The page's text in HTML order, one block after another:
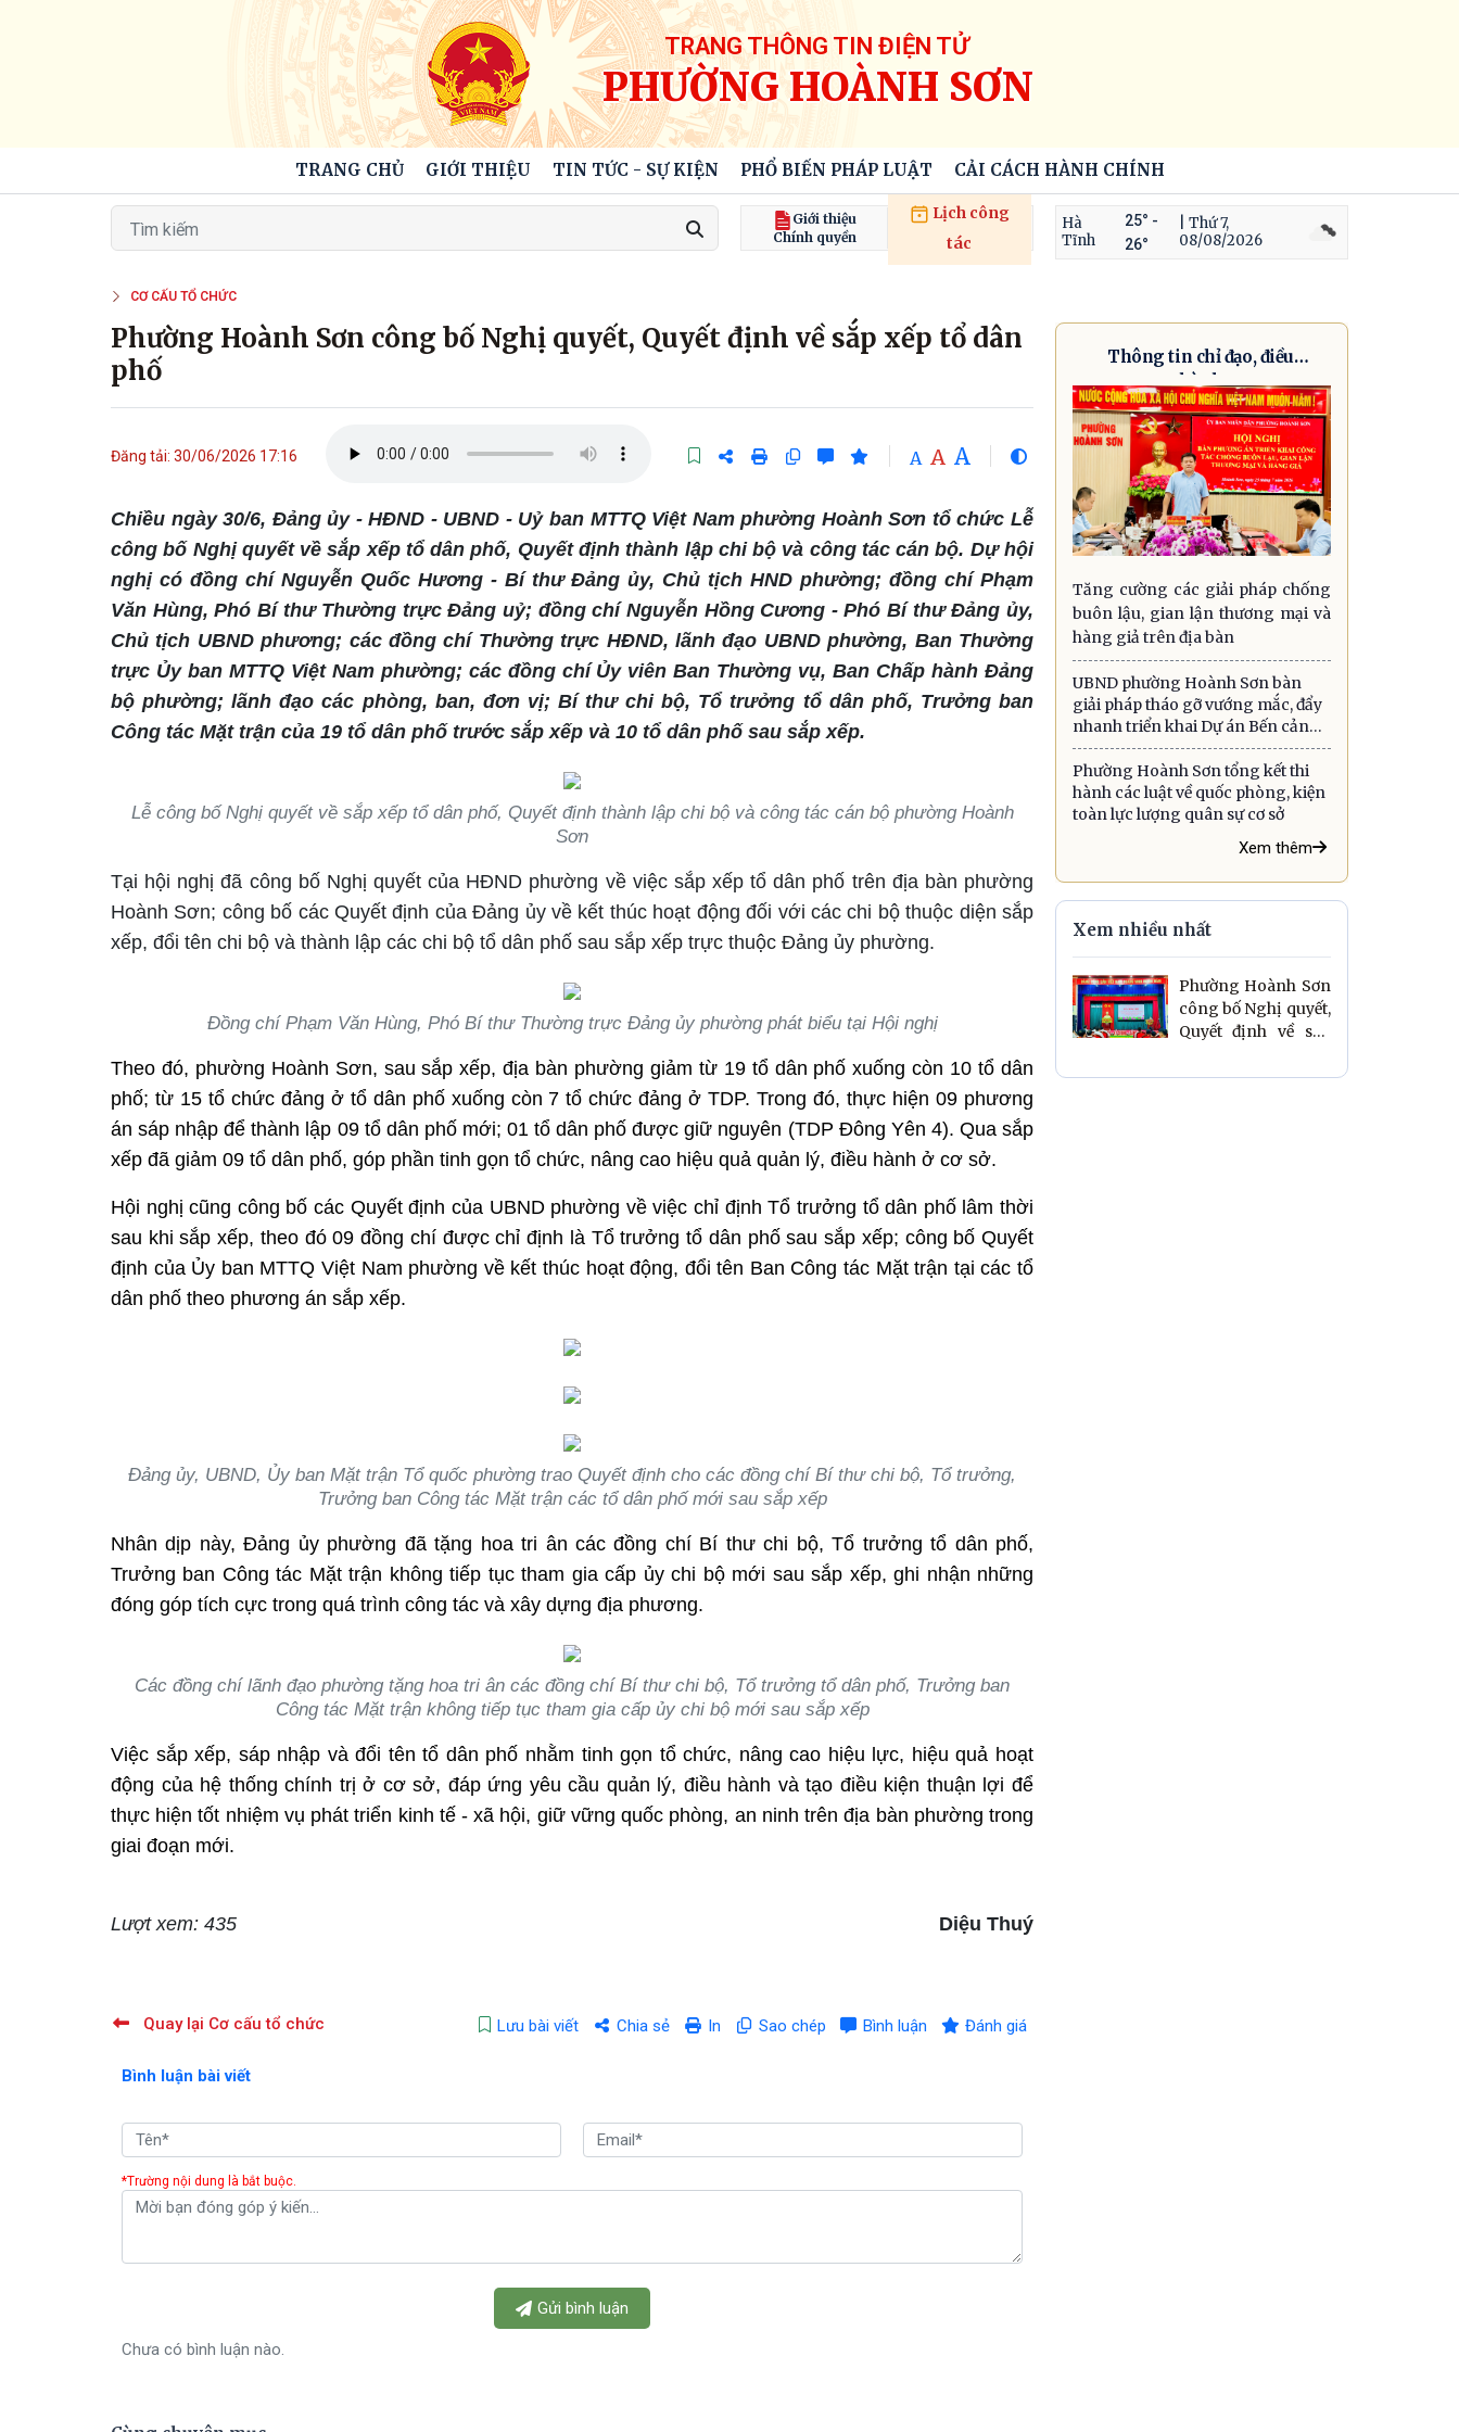
TRANG THÔNG TIN ĐIỆN TỬ
PHƯỜNG HOÀNH SƠN
TRANG CHỦ GIỚI THIỆU TIN TỨC - SỰ KIỆN PHỔ BIẾN PHÁP LUẬT CẢI CÁCH HÀNH CHÍNH
Giới thiệu
Chính quyền
Lịch công
tác
Hà
Tĩnh
25° -
26°
| Thứ 7,
08/08/2026
CƠ CẤU TỔ CHỨC
Phường Hoành Sơn công bố Nghị quyết, Quyết định về sắp xếp tổ dân
phố
Đăng tải: 30/06/2026 17:16 A A A
Chiều ngày 30/6, Đảng ủy - HĐND - UBND - Uỷ ban MTTQ Việt Nam phường Hoành Sơn tổ chức Lễ
công bố Nghị quyết về sắp xếp tổ dân phố, Quyết định thành lập chi bộ và công tác cán bộ. Dự hội
nghị có đồng chí Nguyễn Quốc Hương - Bí thư Đảng ủy, Chủ tịch HND phường; đồng chí Phạm
Văn Hùng, Phó Bí thư Thường trực Đảng uỷ; đồng chí Nguyễn Hồng Cương - Phó Bí thư Đảng ủy,
Chủ tịch UBND phương; các đồng chí Thường trực HĐND, lãnh đạo UBND phường, Ban Thường
trực Ủy ban MTTQ Việt Nam phường; các đồng chí Ủy viên Ban Thường vụ, Ban Chấp hành Đảng
bộ phường; lãnh đạo các phòng, ban, đơn vị; Bí thư chi bộ, Tổ trưởng tổ dân phố, Trưởng ban
Công tác Mặt trận của 19 tổ dân phố trước sắp xếp và 10 tổ dân phố sau sắp xếp.
Lễ công bố Nghị quyết về sắp xếp tổ dân phố, Quyết định thành lập chi bộ và công tác cán bộ phường Hoành
Sơn
Tại hội nghị đã công bố Nghị quyết của HĐND phường về việc sắp xếp tổ dân phố trên địa bàn phường
Hoành Sơn; công bố các Quyết định của Đảng ủy về kết thúc hoạt động đối với các chi bộ thuộc diện sắp
xếp, đổi tên chi bộ và thành lập các chi bộ tổ dân phố sau sắp xếp trực thuộc Đảng ủy phường.
Đồng chí Phạm Văn Hùng, Phó Bí thư Thường trực Đảng ủy phường phát biểu tại Hội nghị
Theo đó, phường Hoành Sơn, sau sắp xếp, địa bàn phường giảm từ 19 tổ dân phố xuống còn 10 tổ dân
phố; từ 15 tổ chức đảng ở tổ dân phố xuống còn 7 tổ chức đảng ở TDP. Trong đó, thực hiện 09 phương
án sáp nhập để thành lập 09 tổ dân phố mới; 01 tổ dân phố được giữ nguyên (TDP Đông Yên 4). Qua sắp
xếp đã giảm 09 tổ dân phố, góp phần tinh gọn tổ chức, nâng cao hiệu quả quản lý, điều hành ở cơ sở.
Hội nghị cũng công bố các Quyết định của UBND phường về việc chỉ định Tổ trưởng tổ dân phố lâm thời
sau khi sắp xếp, theo đó 09 đồng chí được chỉ định là Tổ trưởng tổ dân phố sau sắp xếp; công bố Quyết
định của Ủy ban MTTQ Việt Nam phường về kết thúc hoạt động, đổi tên Ban Công tác Mặt trận tại các tổ
dân phố theo phương án sắp xếp.
Đảng ủy, UBND, Ủy ban Mặt trận Tổ quốc phường trao Quyết định cho các đồng chí Bí thư chi bộ, Tổ trưởng,
Trưởng ban Công tác Mặt trận các tổ dân phố mới sau sắp xếp
Nhân dịp này, Đảng ủy phường đã tặng hoa tri ân các đồng chí Bí thư chi bộ, Tổ trưởng tổ dân phố,
Trưởng ban Công tác Mặt trận không tiếp tục tham gia cấp ủy chi bộ mới sau sắp xếp, ghi nhận những
đóng góp tích cực trong quá trình công tác và xây dựng địa phương.
Các đồng chí lãnh đạo phường tặng hoa tri ân các đồng chí Bí thư chi bộ, Tổ trưởng tổ dân phố, Trưởng ban
Công tác Mặt trận không tiếp tục tham gia cấp ủy chi bộ mới sau sắp xếp
Việc sắp xếp, sáp nhập và đổi tên tổ dân phố nhằm tinh gọn tổ chức, nâng cao hiệu lực, hiệu quả hoạt
động của hệ thống chính trị ở cơ sở, đáp ứng yêu cầu quản lý, điều hành và tạo điều kiện thuận lợi để
thực hiện tốt nhiệm vụ phát triển kinh tế - xã hội, giữ vững quốc phòng, an ninh trên địa bàn phường trong
giai đoạn mới.
Lượt xem: 435 Diệu Thuý
Quay lại Cơ cấu tổ chức Lưu bài viết Chia sẻ In Sao chép Bình luận Đánh giá
Bình luận bài viết
*Trường nội dung là bắt buộc.
Gửi bình luận
Chưa có bình luận nào.
Thông tin chỉ đạo, điều
hành
Tăng cường các giải pháp chống
buôn lậu, gian lận thương mại và
hàng giả trên địa bàn
UBND phường Hoành Sơn bàn
giải pháp tháo gỡ vướng mắc, đẩy
nhanh triển khai Dự án Bến cảng
quốc tế Sơn Dương
Phường Hoành Sơn tổng kết thi
hành các luật về quốc phòng, kiện
toàn lực lượng quân sự cơ sở
Xem thêm
Xem nhiều nhất
Phường Hoành Sơn
công bố Nghị quyết,
Quyết định về sắp